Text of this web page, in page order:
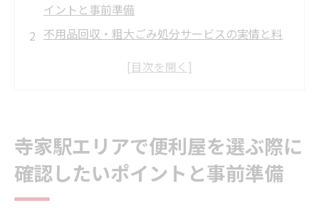
イントと事前準備
不用品回収・粗大ごみ処分サービスの実情と料
寺家駅エリアで依頼できる草刈り・庭手入れサ
トと手順
便利屋の家事代行・生活支援サービスの利用シ
寺家駅エリアで便利屋を選ぶ際に
確認したいポイントと事前準備